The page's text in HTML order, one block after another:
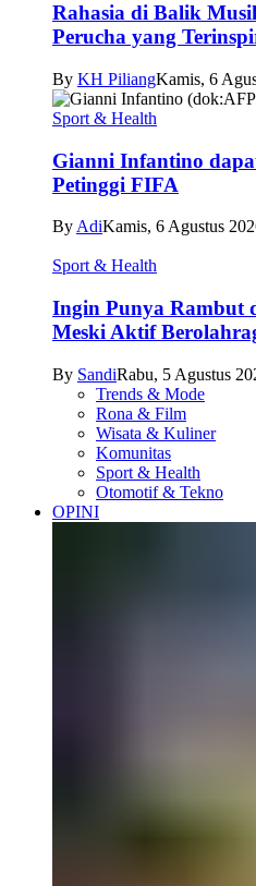
Rahasia di Balik
Perucha yang
By KH PiliangKamis, 6
Sport & Health
Gianni Infantino
Petinggi FIFA
By AdiKamis, 6 Agustus
Sport & Health
Ingin Punya Rambut
Meski Aktif
By SandiRabu, 5 Agustus
Trends & Mode
Rona & Film
Wisata & Kuliner
Komunitas
Sport & Health
Otomotif & Tekno
OPINI